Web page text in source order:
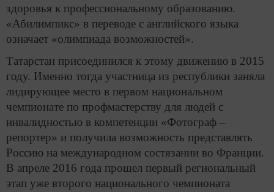
здоровья к профессиональному образованию.
«Абилимпикс» в переводе с английского языка
означает «олимпиада возможностей».
Татарстан присоединился к этому движению в 2015
году. Именно тогда участница из республики заняла
лидирующее место в первом национальном
чемпионате по профмастерству для людей с
инвалидностью в компетенции «Фотограф –
репортер» и получила возможность представлять
Россию на международном состязании во Франции.
В апреле 2016 года прошел первый региональный
этап уже второго национального чемпионата